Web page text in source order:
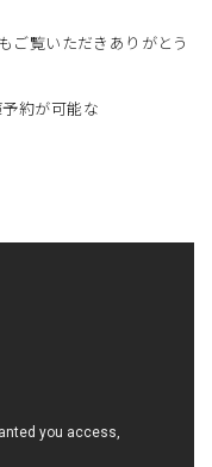
ご覧いただきありがとう
約が可能な